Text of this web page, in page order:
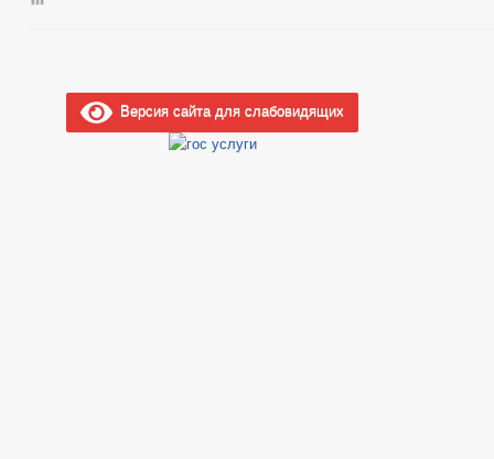
Версия сайта для слабовидящих